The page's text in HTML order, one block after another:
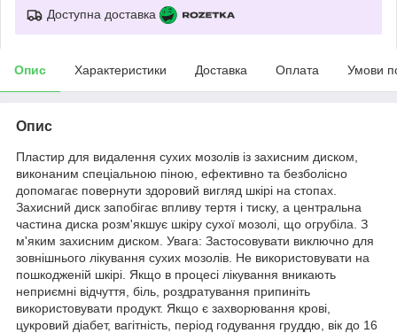
Доступна доставка
Опис Характеристики Доставка Оплата Умови
Опис
Пластир для видалення сухих мозолів із захисним диском,
виконаним спеціальною піною, ефективно та безболісно
допомагає повернути здоровий вигляд шкірі на стопах.
Захисний диск запобігає впливу тертя і тиску, а центральна
частина диска розм'якшує шкіру сухої мозолі, що огрубіла. З
м'яким захисним диском. Увага: Застосовувати виключно для
зовнішнього лікування сухих мозолів. Не використовувати на
пошкодженій шкірі. Якщо в процесі лікування вникають
неприємні відчуття, біль, роздратування припиніть
використовувати продукт. Якщо є захворювання крові,
цукровий діабет, вагітність, період годування груддю, вік до 16